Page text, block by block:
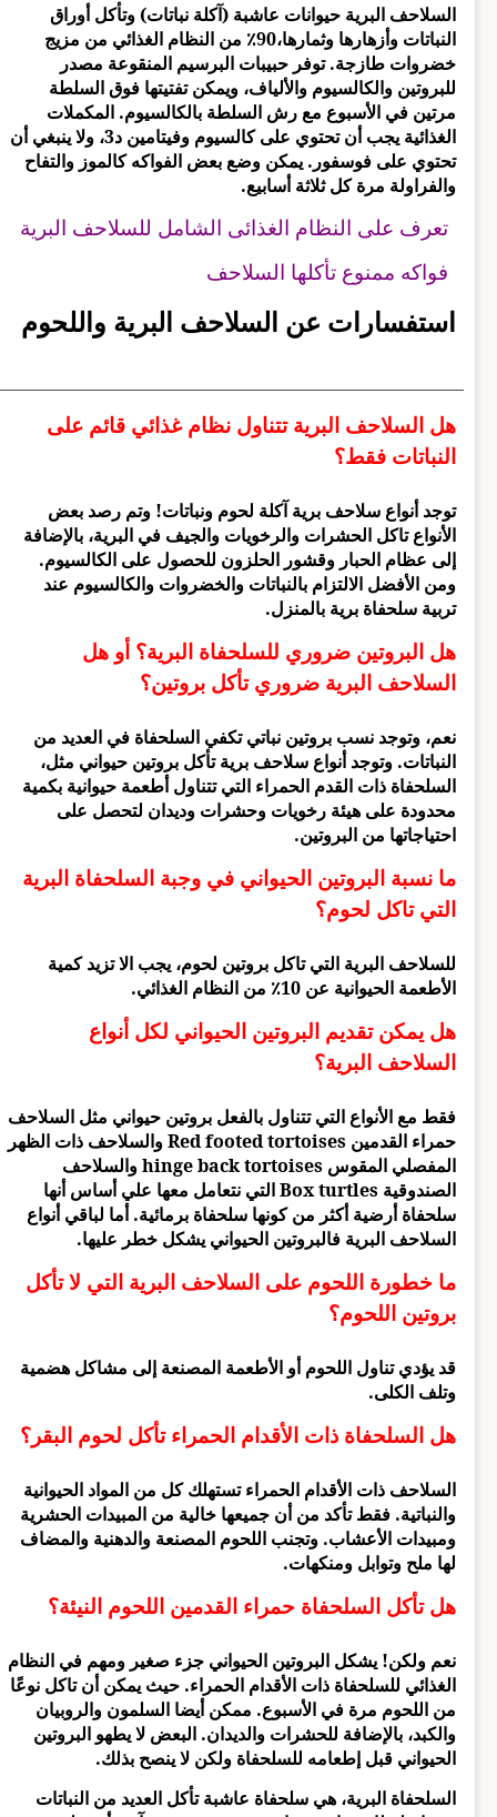
السلاحف البرية حيوانات عاشبة (آكلة نباتات) وتأكل أوراق
النباتات وأزهارها وثمارها،90٪ من النظام الغذائي من مزيج
خضروات طازجة. توفر حبيبات البرسيم المنقوعة مصدر
للبروتين والكالسيوم والألياف، ويمكن تفتيتها فوق السلطة
مرتين في الأسبوع مع رش السلطة بالكالسيوم. المكملات
الغذائية يجب أن تحتوي على كالسيوم وفيتامين د3، ولا ينبغي أن
تحتوي على فوسفور. يمكن وضع بعض الفواكه كالموز والتفاح
والفراولة مرة كل ثلاثة أسابيع.
تعرف على النظام الغذائى الشامل للسلاحف البرية
فواكه ممنوع تأكلها السلاحف
استفسارات عن السلاحف البرية واللحوم
هل السلاحف البرية تتناول نظام غذائي قائم على
النباتات فقط؟
توجد أنواع سلاحف برية آكلة لحوم ونباتات! وتم رصد بعض
الأنواع تاكل الحشرات والرخويات والجيف في البرية، بالإضافة
إلى عظام الحبار وقشور الحلزون للحصول على الكالسيوم.
ومن الأفضل الالتزام بالنباتات والخضروات والكالسيوم عند
تربية سلحفاة برية بالمنزل.
هل البروتين ضروري للسلحفاة البرية؟ أو هل
السلاحف البرية ضروري تأكل بروتين؟
نعم، وتوجد نسب بروتين نباتي تكفي السلحفاة في العديد من
النباتات. وتوجد أنواع سلاحف برية تأكل بروتين حيواني مثل،
السلحفاة ذات القدم الحمراء التي تتناول أطعمة حيوانية بكمية
محدودة على هيئة رخويات وحشرات وديدان لتحصل على
احتياجاتها من البروتين.
ما نسبة البروتين الحيواني في وجبة السلحفاة البرية
التي تاكل لحوم؟
للسلاحف البرية التي تاكل بروتين لحوم، يجب الا تزيد كمية
الأطعمة الحيوانية عن 10٪ من النظام الغذائي.
هل يمكن تقديم البروتين الحيواني لكل أنواع
السلاحف البرية؟
فقط مع الأنواع التي تتناول بالفعل بروتين حيواني مثل السلاحف
حمراء القدمين Red footed tortoises والسلاحف ذات الظهر
المفصلي المقوس hinge back tortoises والسلاحف
الصندوقية Box turtles التي نتعامل معها علي أساس أنها
سلحفاة أرضية أكثر من كونها سلحفاة برمائية. أما لباقي أنواع
السلاحف البرية فالبروتين الحيواني يشكل خطر عليها.
ما خطورة اللحوم على السلاحف البرية التي لا تأكل
بروتين اللحوم؟
قد يؤدي تناول اللحوم أو الأطعمة المصنعة إلى مشاكل هضمية
وتلف الكلى.
هل السلحفاة ذات الأقدام الحمراء تأكل لحوم البقر؟
السلاحف ذات الأقدام الحمراء تستهلك كل من المواد الحيوانية
والنباتية. فقط تأكد من أن جميعها خالية من المبيدات الحشرية
ومبيدات الأعشاب. وتجنب اللحوم المصنعة والدهنية والمضاف
لها ملح وتوابل ومنكهات.
هل تأكل السلحفاة حمراء القدمين اللحوم النيئة؟
نعم ولكن! يشكل البروتين الحيواني جزء صغير ومهم في النظام
الغذائي للسلحفاة ذات الأقدام الحمراء. حيث يمكن أن تاكل نوعًا
من اللحوم مرة في الأسبوع. ممكن أيضا السلمون والروبيان
والكبد، بالإضافة للحشرات والديدان. البعض لا يطهو البروتين
الحيواني قبل إطعامه للسلحفاة ولكن لا ينصح بذلك.
السلحفاة البرية، هي سلحفاة عاشبة تأكل العديد من النباتات